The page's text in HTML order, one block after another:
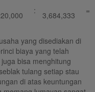
: 3,684,333 =
yang disediakan di
biaya yang telah
bisa menghitung
tulang setiap stau
di atas keuntungan